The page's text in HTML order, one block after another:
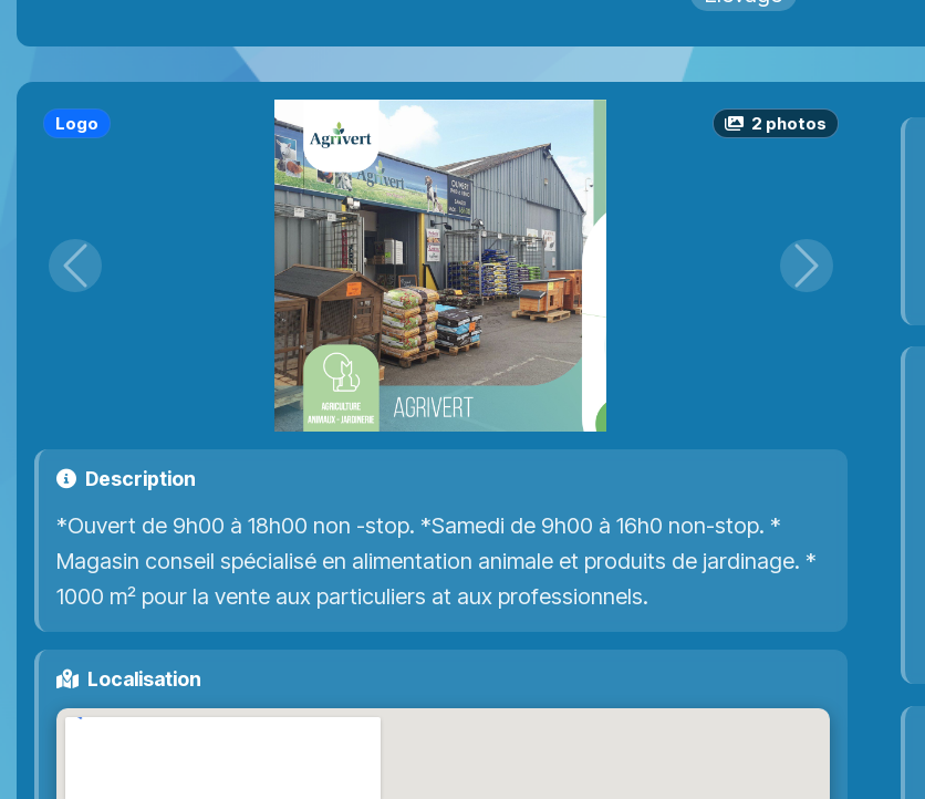
Logo
Précédent Suivant
2 photos
Description
*Ouvert de 9h00 à 18h00 non -stop. *Samedi de 9h00 à 16h0 non-stop. *
Magasin conseil spécialisé en alimentation animale et produits de jardinage. *
1000 m² pour la vente aux particuliers at aux professionnels.
Localisation